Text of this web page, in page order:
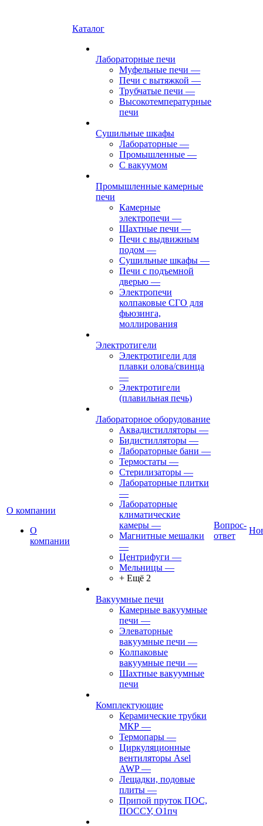
О компании
О
компании
Каталог
Лабораторные печи
Муфельные печи —
Печи с вытяжкой —
Трубчатые печи —
Высокотемпературные
печи
Сушильные шкафы
Лабораторные —
Промышленные —
С вакуумом
Промышленные камерные
печи
Камерные
электропечи —
Шахтные печи —
Печи с выдвижным
подом —
Сушильные шкафы —
Печи с подъемной
дверью —
Электропечи
колпаковые СГО для
фьюзинга,
моллирования
Электротигели
Электротигели для
плавки олова/свинца
—
Электротигели
(плавильная печь)
Лабораторное оборудование
Аквадистилляторы —
Бидистилляторы —
Лабораторные бани —
Термостаты —
Стерилизаторы —
Лабораторные плитки
—
Лабораторные
климатические
камеры —
Магнитные мешалки
—
Центрифуги —
Мельницы —
+ Ещё 2
Вакуумные печи
Камерные вакуумные
печи —
Элеваторные
вакуумные печи —
Колпаковые
вакуумные печи —
Шахтные вакуумные
печи
Комплектующие
Керамические трубки
МКР —
Термопары —
Циркуляционные
вентиляторы Asel
AWP—
Лещадки, подовые
плиты —
Припой пруток ПОС,
ПОССУ, О1пч
Вопрос-
ответ